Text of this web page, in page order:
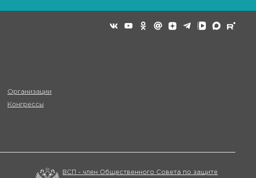
Организации
Конгрессы
ВСП - член Общественного Совета по защите